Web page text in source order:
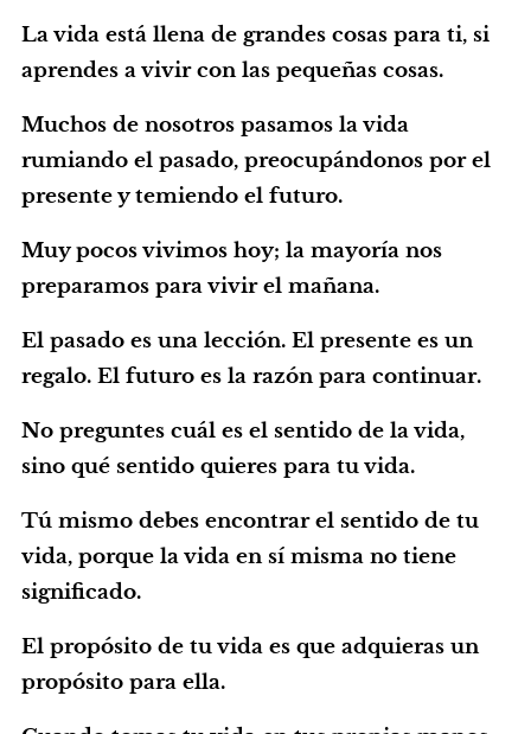
La vida está llena de grandes cosas para ti, si
aprendes a vivir con las pequeñas cosas.
Muchos de nosotros pasamos la vida
rumiando el pasado, preocupándonos por el
presente y temiendo el futuro.
Muy pocos vivimos hoy; la mayoría nos
preparamos para vivir el mañana.
El pasado es una lección. El presente es un
regalo. El futuro es la razón para continuar.
No preguntes cuál es el sentido de la vida,
sino qué sentido quieres para tu vida.
Tú mismo debes encontrar el sentido de tu
vida, porque la vida en sí misma no tiene
significado.
El propósito de tu vida es que adquieras un
propósito para ella.